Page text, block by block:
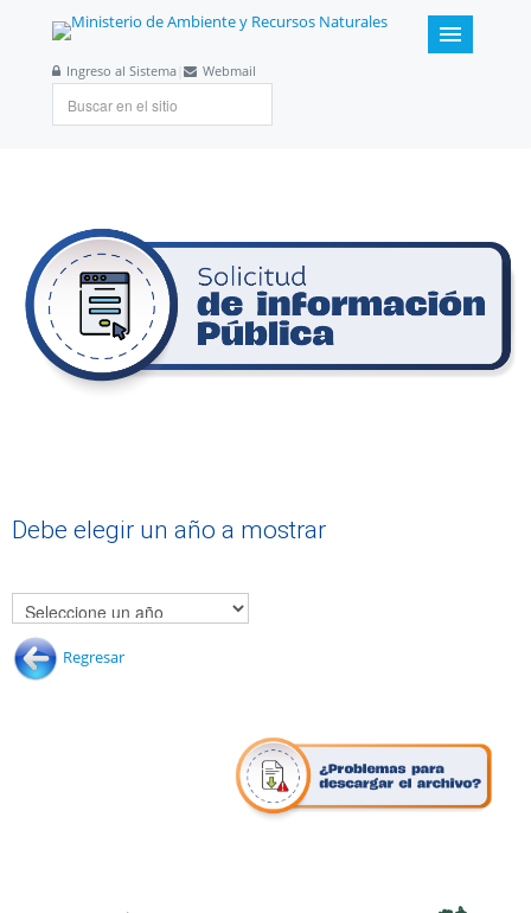
Ingreso al Sistema Webmail
Debe elegir un año a mostrar
Regresar